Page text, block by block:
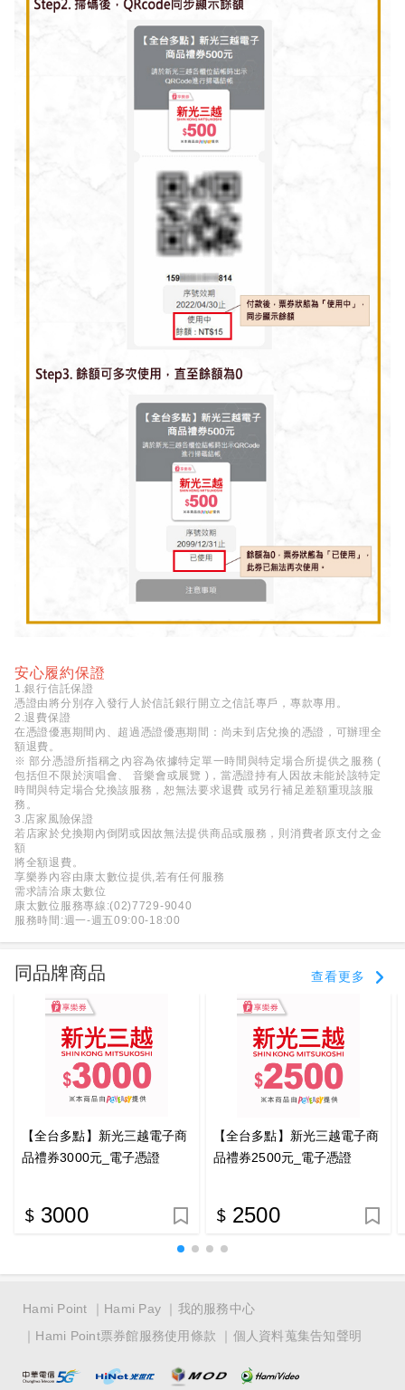
安心履約保證
1.銀行信託保證
憑證由將分別存入發行人於信託銀行開立之信託專戶，專款專用。
2.退費保證
在憑證優惠期間內、超過憑證優惠期間：尚未到店兌換的憑證，可辦理全
額退費。
※ 部分憑證所指稱之內容為依據特定單一時間與特定場合所提供之服務 (
包括但不限於演唱會、 音樂會或展覽 )，當憑證持有人因故未能於該特定
時間與特定場合兌換該服務，恕無法要求退費 或另行補足差額重現該服
務。
3.店家風險保證
若店家於兌換期內倒閉或因故無法提供商品或服務，則消費者原支付之金
額
將全額退費。
享樂券內容由康太數位提供,若有任何服務
需求請洽康太數位
康太數位服務專線:(02)7729-9040
服務時間:週一-週五09:00-18:00
同品牌商品 查看更多
【全台多點】新光三越電子商
品禮券3000元_電子憑證
3000
【全台多點】新光三越電子商
品禮券2500元_電子憑證
2500
Hami Point Hami Pay
我的服務中心
Hami Point票券館服務使用條款
個人資料蒐集告知聲明